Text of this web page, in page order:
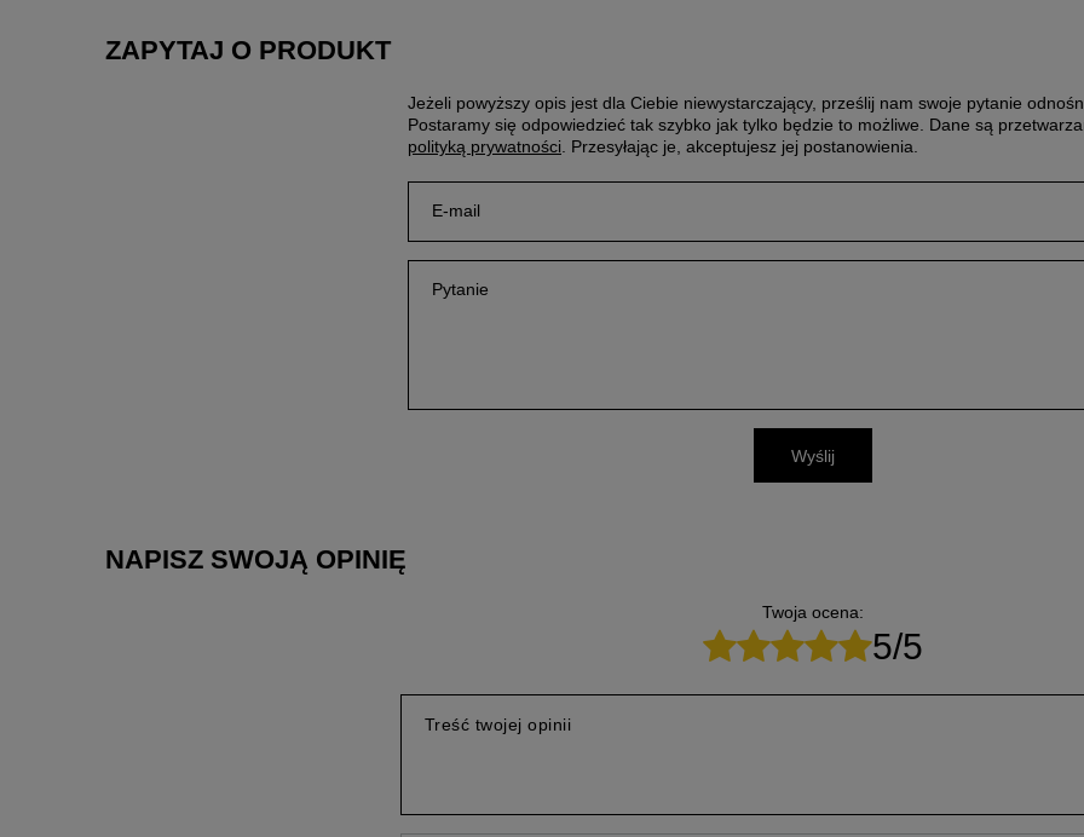
ZAPYTAJ O PRODUKT
Jeżeli powyższy opis jest dla Ciebie niewystarczający, prześlij nam swoje pytanie
Postaramy się odpowiedzieć tak szybko jak tylko będzie to możliwe. Dane są
polityką prywatności . Przesyłając je, akceptujesz jej postanowienia.
E-mail
Pytanie
Wyślij
NAPISZ SWOJĄ OPINIĘ
Twoja ocena:
5/5
Treść twojej opinii